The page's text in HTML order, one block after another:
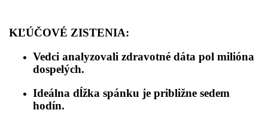
KĽÚČOVÉ ZISTENIA:
Vedci analyzovali zdravotné dáta pol milióna
dospelých.
Ideálna dĺžka spánku je približne sedem
hodín.